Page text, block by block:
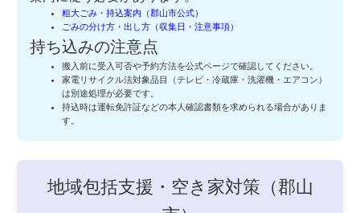
粗大ごみ・持込案内（郡山市公式）
ごみの分け方・出し方（収集日・注意事項）
持ち込みの注意点
搬入前に受入可否や予約方法を公式ページで確認してください。
家電リサイクル法対象品目（テレビ・冷蔵庫・洗濯機・エアコン）
は別途処理が必要です。
持込時は運転免許証などの本人確認書類を求められる場合がありま
す。
地域包括支援・空き家対策（郡山